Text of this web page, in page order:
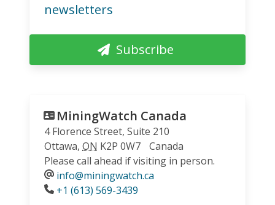
newsletters
Subscribe
MiningWatch Canada
4 Florence Street, Suite 210
Ottawa, ON K2P 0W7
Canada
Please call ahead if visiting in person.
info@miningwatch.ca
Phone
+1 (613) 569-3439